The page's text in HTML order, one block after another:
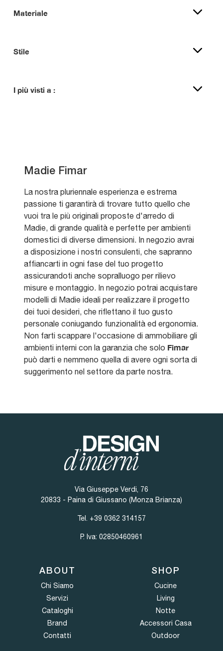
Materiale
Stile
I più visti a :
Madie Fimar
La nostra pluriennale esperienza e estrema
passione ti garantirà di trovare tutto quello che
vuoi tra le più originali proposte d'arredo di
Madie, di grande qualità e perfette per ambienti
domestici di diverse dimensioni. In negozio avrai
a disposizione i nostri consulenti, che sapranno
affiancarti in ogni fase del tuo progetto
assicurandoti anche sopralluogo per rilievo
misure e montaggio. In negozio potrai acquistare
modelli di Madie ideali per realizzare il progetto
dei tuoi desideri, che riflettano il tuo gusto
personale coniugando funzionalità ed ergonomia.
Non farti scappare l'occasione di ammobiliare gli
ambienti interni con la garanzia che solo Fimar
può darti e nemmeno quella di avere ogni sorta di
suggerimento nel settore da parte nostra.
Via Giuseppe Verdi, 76
20833 - Paina di Giussano (Monza Brianza)
Tel. +39 0362 314157
P. Iva: 02850460961
ABOUT
Chi Siamo
Servizi
Cataloghi
Brand
Contatti
SHOP
Cucine
Living
Notte
Accessori Casa
Outdoor